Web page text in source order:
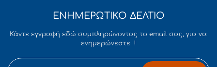
ΕΝΗΜΕΡΩΤΙΚΟ ΔΕΛΤΙΟ
Κάντε εγγραφή εδώ συμπληρώνοντας το email σας, για να
ενημερώνεστε !